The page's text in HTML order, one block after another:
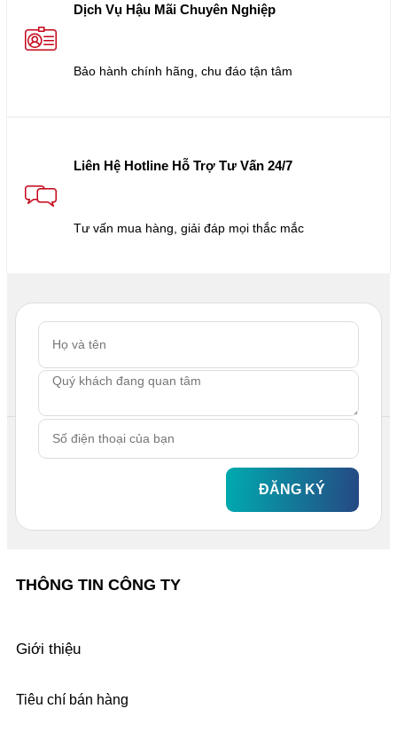
Dịch Vụ Hậu Mãi Chuyên Nghiệp
Bảo hành chính hãng, chu đáo tận tâm
Liên Hệ Hotline Hỗ Trợ Tư Vấn 24/7
Tư vấn mua hàng, giải đáp mọi thắc mắc
ĐĂNG KÝ
THÔNG TIN CÔNG TY
Giới thiệu
Tiêu chí bán hàng